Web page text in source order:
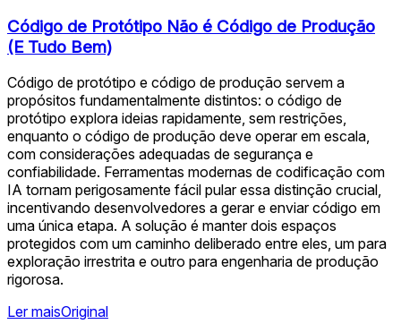
Código de Protótipo Não é Código de Produção
(E Tudo Bem)
Código de protótipo e código de produção servem a
propósitos fundamentalmente distintos: o código de
protótipo explora ideias rapidamente, sem restrições,
enquanto o código de produção deve operar em escala,
com considerações adequadas de segurança e
confiabilidade. Ferramentas modernas de codificação com
IA tornam perigosamente fácil pular essa distinção crucial,
incentivando desenvolvedores a gerar e enviar código em
uma única etapa. A solução é manter dois espaços
protegidos com um caminho deliberado entre eles, um para
exploração irrestrita e outro para engenharia de produção
rigorosa.
Ler maisOriginal